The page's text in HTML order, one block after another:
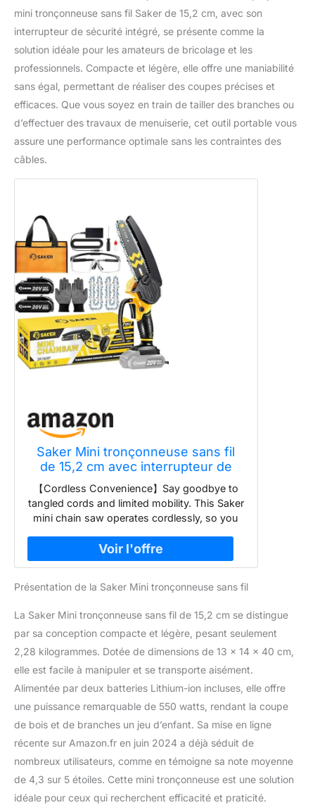
mini tronçonneuse sans fil Saker de 15,2 cm, avec son
interrupteur de sécurité intégré, se présente comme la
solution idéale pour les amateurs de bricolage et les
professionnels. Compacte et légère, elle offre une maniabilité
sans égal, permettant de réaliser des coupes précises et
efficaces. Que vous soyez en train de tailler des branches ou
d’effectuer des travaux de menuiserie, cet outil portable vous
assure une performance optimale sans les contraintes des
câbles.
Saker Mini tronçonneuse sans fil
de 15,2 cm avec interrupteur de
sécurité - Scie à chaîne électrique
sans fil - Petite scie à chaîne
portable pour couper le bois et le
travail du bois - Mini scie à
【Cordless Convenience】Say goodbye to
tangled cords and limited mobility. This Saker
mini chain saw operates cordlessly, so you
No more searching for power outlets or
dealing with extension cords. 【Copper Wire
chain saw cordless uses powerful copper
tool with longer run-time, more torque, and
more power which leads to less wear and
tear, extending the lifetime of the smartsaker
handheld chainsaw. 【Enhanced Safety
Saker handheld chainsaw is equipped with
safety features such as a safety switch to
prevent accidental starts and a protective
guard to shield your hands from debris.
taken care of. 【Versatile and Efficient】The
Saker 6-inch mini chainsaw is a versatile tool
that excels in various cutting tasks. From
Présentation de la Saker Mini tronçonneuse sans fil
La Saker Mini tronçonneuse sans fil de 15,2 cm se distingue
par sa conception compacte et légère, pesant seulement
2,28 kilogrammes. Dotée de dimensions de 13 x 14 x 40 cm,
elle est facile à manipuler et se transporte aisément.
Alimentée par deux batteries Lithium-ion incluses, elle offre
une puissance remarquable de 550 watts, rendant la coupe
de bois et de branches un jeu d’enfant. Sa mise en ligne
récente sur Amazon.fr en juin 2024 a déjà séduit de
nombreux utilisateurs, comme en témoigne sa note moyenne
de 4,3 sur 5 étoiles. Cette mini tronçonneuse est une solution
idéale pour ceux qui recherchent efficacité et praticité.